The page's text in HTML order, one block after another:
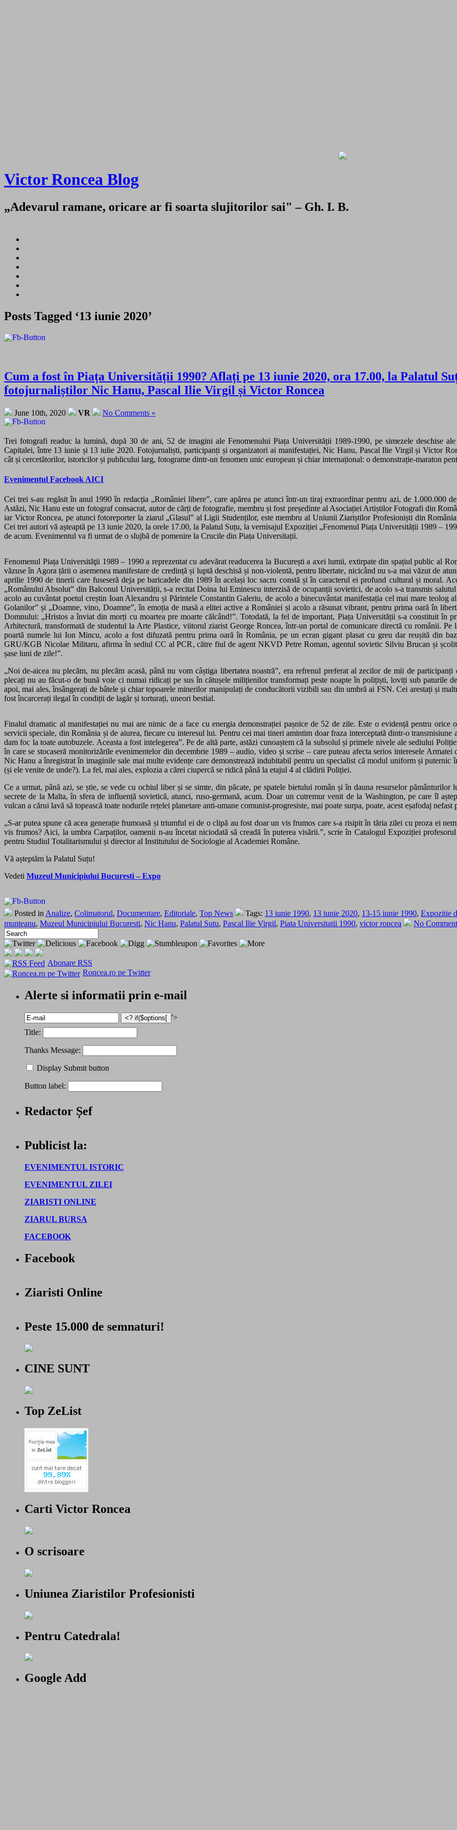
Victor Roncea Blog
„Adevarul ramane, oricare ar fi soarta slujitorilor sai" – Gh. I. B.
Posts Tagged ‘13 iunie 2020’
Cum a fost în Piața Universității 1990? Aflați pe 13 iunie 2020, ora 17.00, la Palatul
fotojurnaliștilor Nic Hanu, Pascal Ilie Virgil și Victor Roncea
June 10th, 2020 VR No Comments »
Trei fotografi readuc la lumină, după 30 de ani, 52 de imagini ale Fenomenului Piața Universității 1989-1990, pe simezele deschise
Capitalei, între 13 iunie și 13 iulie 2020. Fotojurnaliști, participanți și organizatori ai manifestației, Nic Hanu, Pascal Ilie Virgil și Victor
cât și cercetătorilor, istoricilor și publicului larg, fotograme dintr-un fenomen unic european și chiar internațional: o demonstrație-maraton
Evenimentul Facebook AICI
Cei trei s-au regăsit în anul 1990 în redacția „României libere”, care apărea pe atunci într-un tirajextraordinar pentru azi, de 1.000.000
Astăzi, Nic Hanu este un fotograf consacrat, autor de cărți de fotografie, membru și fost președinte al Asociației Artiștilor Fotografi din
iar Victor Roncea, pe atunci fotoreporter la ziarul „Glasul” al Ligii Studenților, este membru al Uniunii Ziariștilor Profesioniști din
Cei trei autori vă așteaptă pe 13 iunie 2020, la orele 17.00, la Palatul Suțu, la vernisajul Expoziției „Fenomenul Piața Universității 1989 –
de acum. Evenimentul va fi urmat de o slujbă de pomenire la Crucile din Piața Universitații.
Fenomenul Piața Universităţii 1989 – 1990 a reprezentat cu adevărat readucerea la București a axei lumii, extirpate din spațiul public al
văzuse în Agora țării o asemenea manifestare de credință și luptă deschisă și non-violentă, pentru libertate, nicicând nu s-a mai văzut de
aprilie 1990 de tinerii care fuseseră deja pe baricadele din 1989 în același loc sacru constă și în caracterul ei profund cultural și moral.
„Românului Absolut” din Balconul Universității, s-a recitat Doina lui Eminescu interzisă de ocupanții sovietici, de acolo s-a transmis
acolo au cuvântat poetul creștin Ioan Alexandru și Părintele Constantin Galeriu, de acolo a binecuvântat manifestația cel mai mare teolog
Golanilor” și „Doamne, vino, Doamne”, în emoția de masă a elitei active a României și acolo a răsunat vibrant, pentru prima oară în
Domnului: „Hristos a înviat din morți cu moartea pre moarte călcând!”. Totodată, la fel de important, Piața Universității s-a constituit în
Arhitectură, transformată de studentul la Arte Plastice, viitorul ziarist George Roncea, într-un portal de comunicare directă cu românii.
poartă numele lui Ion Mincu, acolo a fost difuzată pentru prima oară în România, pe un ecran gigant plasat cu greu dar reușită din
GRU/KGB Nicolae Militaru, afirma în sediul CC al PCR , către fiul de agent NKVD Petre Roman, agentul sovietic Silviu Brucan și
șase luni de zile!”.
„Noi de-aicea nu plecăm, nu plecăm acasă, până nu vom câștiga libertatea noastră”, era refrenul preferat al zecilor de mii de participanți
plecați nu au făcut-o de bună voie ci numai ridicați pe sus în cătușele milițienilor transformați peste noapte în polițiști, loviți sub paturile
apoi, mai ales, însângerați de bâtele și chiar topoarele minerilor manipulați de conducătorii vizibili sau din umbră ai FSN. Cei arestați și
fost încarcerați ilegal în condiții de lagăr și torturați, uneori bestial.
Finalul dramatic al manifestației nu mai are nimic de a face cu energia demonstrației pașnice de 52 de zile. Este o evidență pentru
servicii speciale, din România și de aiurea, fiecare cu interesul lui. Pentru cei mai tineri amintim doar fraza interceptată dintr-o
dam foc la toate autobuzele. Aceasta a fost intelegerea”. Pe de altă parte, astăzi cunoaștem că la subsolul și primele nivele ale sediului
în care se stocaseră monitorizările evenimentelor din decembrie 1989 – audio, video și scrise – care puteau afecta serios interesele
Nic Hanu aînregistrat în imaginile sale mai multe evidențe care demonstrează indubitabil pentru un specialist că modul uniform și puternic
(și ele venite de unde?). La fel, mai ales, explozia a cărei ciupercă se ridică până la etajul 4 al clădirii Poliției.
Ce a urmat, până azi, se știe, se vede cu ochiul liber și se simte, din păcate, pe spatele bietului român și în dauna resurselor
secrete de la Malta, în sfera de influență sovietică, atunci, ruso-germană, acum. Doar un cutremur venit de la Washington, pe care îl
vulcan a cărui lavă să topească toate nodurile rețelei planetare anti-umane comunist-progresiste, mai poate surpa, poate, acest eșafodaj nefast
„S-ar putea spune că acea generație frumoasă și triumful ei de o clipă au fost doar un vis frumos care s-a risipit în tăria zilei cu proza ei
vis frumos? Aici, la umbra Carpaților, oamenii n-au încetat niciodată să creadă în puterea visării.”,scrieîn Catalogul Expoziției
pentru Studiul Totalitarismului și director al Institutului de Sociologie al Academiei Române.
Vă așteptăm la Palatul Suțu!
Vedeti Muzeul Municipiului Bucuresti – Expo
Posted in Analize, Colimatorul, Documentare, Editoriale, Top News Tags: 13 iunie 1990, 13 iunie 2020, 13-15 iunie 1990, Expozitie
munteanu, Muzeul Municipiului Bucuresti, Nic Hanu, Palatul Sutu, Pascal Ilie Virgil, Piata Universitatii 1990, victor roncea No
Abonare RSS
Roncea.ro pe Twitter
Alerte si informatii prin e-mail
'>
Title:
Thanks Message:
Display Submit button
Button label:
Redactor Șef
Publicist la:
EVENIMENTUL ISTORIC
EVENIMENTUL ZILEI
ZIARISTI ONLINE
ZIARUL BURSA
FACEBOOK
Facebook
Ziaristi Online
Peste 15.000 de semnaturi!
CINE SUNT
Top ZeList
Carti Victor Roncea
O scrisoare
Uniunea Ziaristilor Profesionisti
Pentru Catedrala!
Google Add